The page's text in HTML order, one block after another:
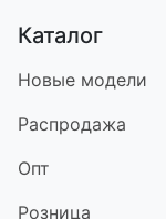
Каталог
Новые модели
Распродажа
Опт
Розница